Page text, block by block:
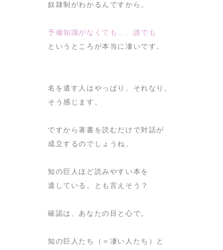
奴隷制がわかるんですから。
予備知識がなくても…、誰でも
というところが本当に凄いです。
名を遺す人はやっぱり、それなり。
そう感じます。
ですから著書を読むだけで対話が
成立するのでしょうね。
知の巨人ほど読みやすい本を
遺している。とも言えそう？
確認は、あなたの目と心で。
知の巨人たち（＝凄い人たち）と